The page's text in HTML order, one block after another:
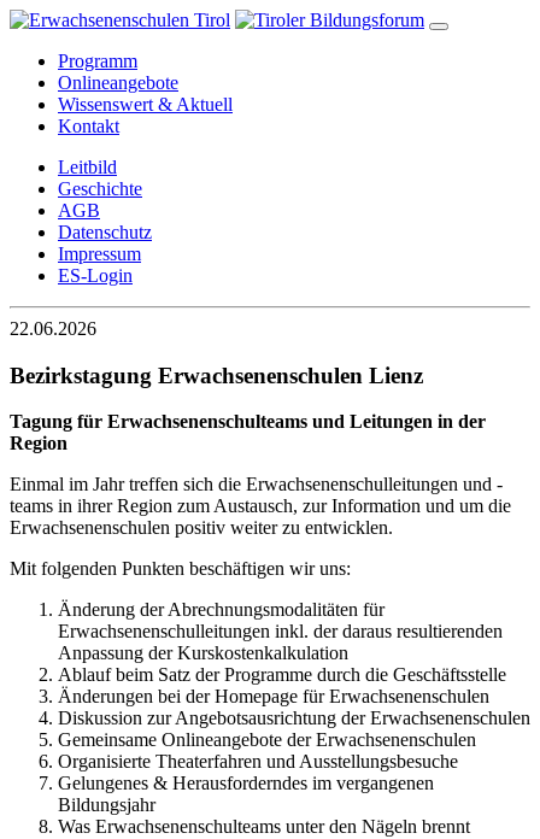
Programm
Onlineangebote
Wissenswert & Aktuell
Kontakt
Leitbild
Geschichte
AGB
Datenschutz
Impressum
ES-Login
22.06.2026
Bezirkstagung Erwachsenenschulen Lienz
Tagung für Erwachsenenschulteams und Leitungen in der
Region
Einmal im Jahr treffen sich die Erwachsenenschulleitungen und -
teams in ihrer Region zum Austausch, zur Information und um die
Erwachsenenschulen positiv weiter zu entwicklen.
Mit folgenden Punkten beschäftigen wir uns:
Änderung der Abrechnungsmodalitäten für
Erwachsenenschulleitungen inkl. der daraus resultierenden
Anpassung der Kurskostenkalkulation
Ablauf beim Satz der Programme durch die Geschäftsstelle
Änderungen bei der Homepage für Erwachsenenschulen
Diskussion zur Angebotsausrichtung der Erwachsenenschulen
Gemeinsame Onlineangebote der Erwachsenenschulen
Organisierte Theaterfahren und Ausstellungsbesuche
Gelungenes & Herausforderndes im vergangenen
Bildungsjahr
Was Erwachsenenschulteams unter den Nägeln brennt